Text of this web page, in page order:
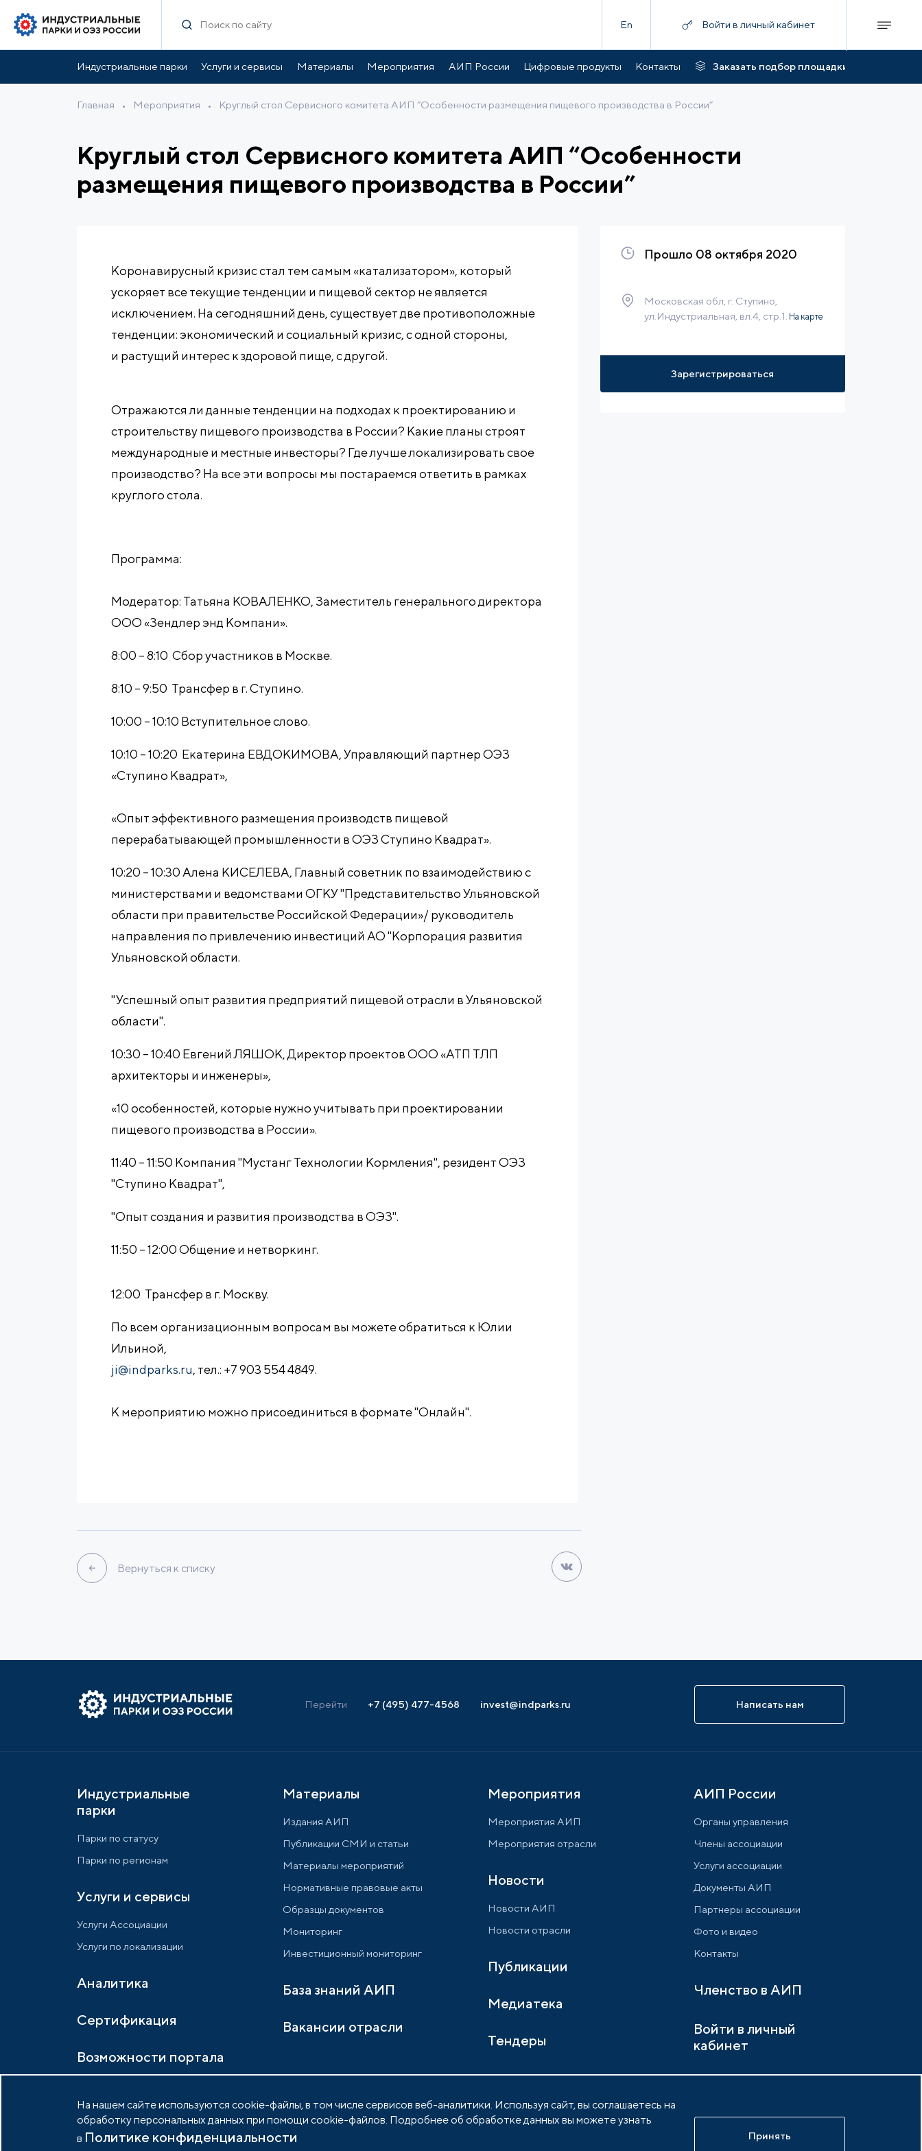
En Войти в личный кабинет
Индустриальные парки Услуги и сервисы Материалы Мероприятия АИП России Цифровые продукты Контакты Заказать подбор площадки
Главная • Мероприятия • Круглый стол Сервисного комитета АИП “Особенности размещения пищевого производства в России”
Круглый стол Сервисного комитета АИП “Особенности
размещения пищевого производства в России”
Коронавирусный кризис стал тем самым «катализатором», который
ускоряет все текущие тенденции и пищевой сектор не является
исключением. На сегодняшний день, существует две противоположные
тенденции: экономический и социальный кризис, с одной стороны,
и растущий интерес к здоровой пище, с другой.
Отражаются ли данные тенденции на подходах к проектированию и
строительству пищевого производства в России? Какие планы строят
международные и местные инвесторы? Где лучше локализировать свое
производство? На все эти вопросы мы постараемся ответить в рамках
круглого стола.
Программа:
Модератор: Татьяна КОВАЛЕНКО, Заместитель генерального директора
ООО «Зендлер энд Компани».
8:00 – 8:10 Сбор участников в Москве.
8:10 – 9:50 Трансфер в г. Ступино.
10:00 – 10:10 Вступительное слово.
10:10 – 10:20 Екатерина ЕВДОКИМОВА, Управляющий партнер ОЭЗ
«Ступино Квадрат»,
«Опыт эффективного размещения производств пищевой
перерабатывающей промышленности в ОЭЗ Ступино Квадрат».
10:20 – 10:30 Алена КИСЕЛЕВА, Главный советник по взаимодействию с
министерствами и ведомствами ОГКУ "Представительство Ульяновской
области при правительстве Российской Федерации»/ руководитель
направления по привлечению инвестиций АО "Корпорация развития
Ульяновской области.
"Успешный опыт развития предприятий пищевой отрасли в Ульяновской
области".
10:30 – 10:40 Евгений ЛЯШОК, Директор проектов ООО «АТП ТЛП
архитекторы и инженеры»,
«10 особенностей, которые нужно учитывать при проектировании
пищевого производства в России».
11:40 – 11:50 Компания "Мустанг Технологии Кормления", резидент ОЭЗ
"Ступино Квадрат",
"Опыт создания и развития производства в ОЭЗ".
11:50 – 12:00 Общение и нетворкинг.
12:00 Трансфер в г. Москву.
По всем организационным вопросам вы можете обратиться к Юлии
Ильиной,
ji@indparks.ru, тел.: +7 903 554 4849.
К мероприятию можно присоединиться в формате "Онлайн".
Прошло 08 октября 2020
Московская обл, г. Ступино,
ул.Индустриальная, вл.4, стр.1. На карте
Зарегистрироваться
Вернуться к списку
Перейти +7 (495) 477-4568 invest@indparks.ru Написать нам
Индустриальные
парки
Парки по статусу
Парки по регионам
Услуги и сервисы
Услуги Ассоциации
Услуги по локализации
Аналитика
Сертификация
Возможности портала
Материалы
Издания АИП
Публикации СМИ и статьи
Материалы мероприятий
Нормативные правовые акты
Образцы документов
Мониторинг
Инвестиционный мониторинг
База знаний АИП
Вакансии отрасли
Мероприятия
Мероприятия АИП
Мероприятия отрасли
Новости
Новости АИП
Новости отрасли
Публикации
Медиатека
Тендеры
АИП России
Органы управления
Члены ассоциации
Услуги ассоциации
Документы АИП
Партнеры ассоциации
Фото и видео
Контакты
Членство в АИП
Войти в личный
кабинет
© 2026 Портал индустриальных парков России Разработано вidem.agency
На нашем сайте используются cookie-файлы, в том числе сервисов веб-аналитики. Используя сайт, вы соглашаетесь на
обработку персональных данных при помощи cookie-файлов. Подробнее об обработке данных вы можете узнать
в Политике конфиденциальности Принять